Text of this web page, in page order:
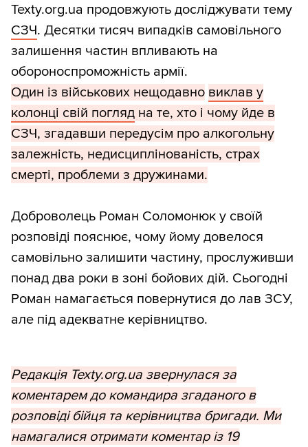
Texty.org.ua продовжують досліджувати тему
СЗЧ. Десятки тисяч випадків самовільного
залишення частин впливають на
обороноспроможність армії.
Один із військових нещодавно виклав у
колонці свій погляд на те, хто і чому йде в
СЗЧ, згадавши передусім про алкогольну
залежність, недисциплінованість, страх
смерті, проблеми з дружинами.
Доброволець Роман Соломонюк у своїй
розповіді пояснює, чому йому довелося
самовільно залишити частину, прослуживши
понад два роки в зоні бойових дій. Сьогодні
Роман намагається повернутися до лав ЗСУ,
але під адекватне керівництво.
Редакція Texty.org.ua звернулася за
коментарем до командира згаданого в
розповіді бійця та керівництва бригади. Ми
намагалися отримати коментар із 19